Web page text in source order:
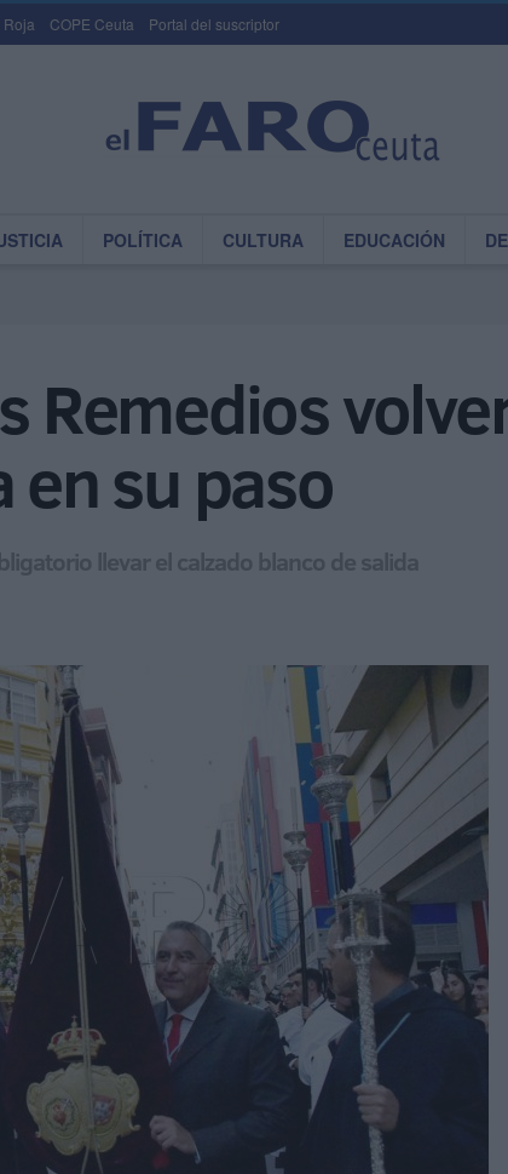
Roja COPE Ceuta Portal del suscriptor
POLÍTICA CULTURA EDUCACIÓN
Remedios
en su paso
llevar el calzado blanco de salida